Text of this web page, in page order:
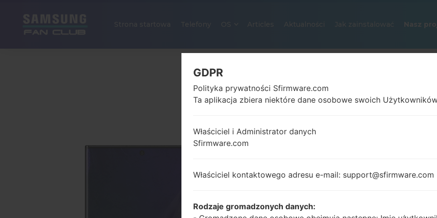
Aktualności Jak zainstalować Nasz
OFICJALNE
SAMSUNGGALAXY NOTE 20
N986B_1_20210806080936_02u4o8o092_fac.zip
GDPR
Polityka prywatności Sfirmware.com
Ta aplikacja zbiera niektóre dane osobowe swoich
Właściciel i Administrator danych
Sfirmware.com
Właściciel kontaktowego adresu e-mail: support@sfirmware.com
Rodzaje gromadzonych danych: